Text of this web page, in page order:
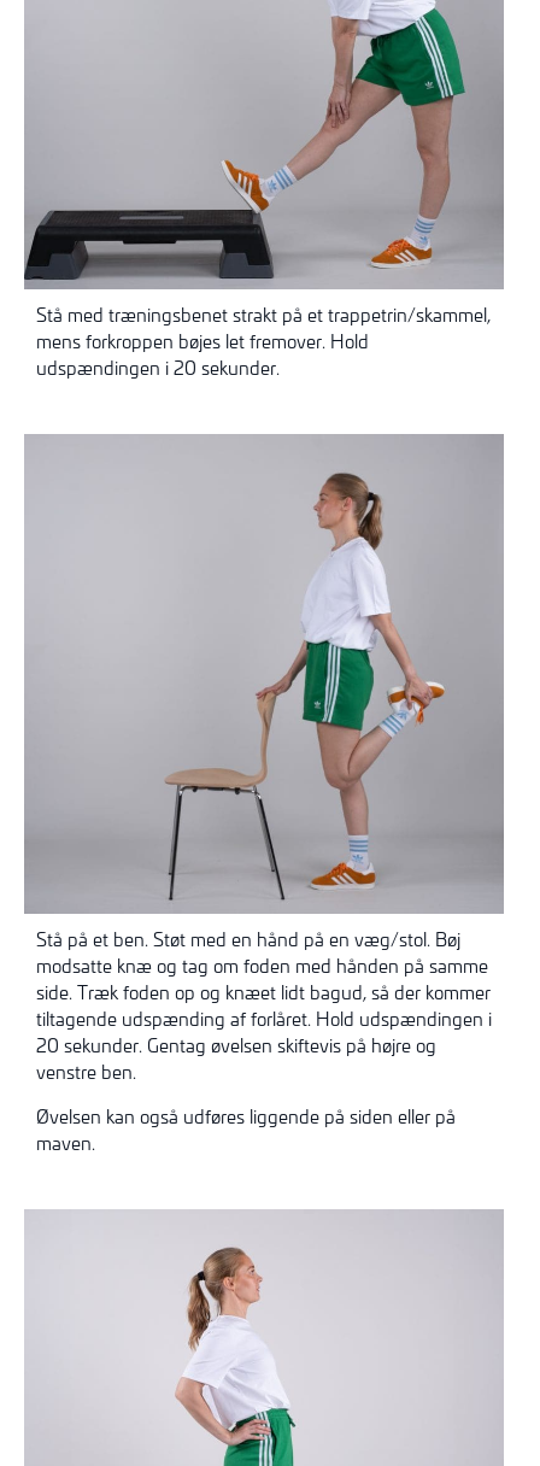
Stå med træningsbenet strakt på et trappetrin/skammel,
mens forkroppen bøjes let fremover. Hold
udspændingen i 20 sekunder.
Stå på et ben. Støt med en hånd på en væg/stol. Bøj
modsatte knæ og tag om foden med hånden på samme
side. Træk foden op og knæet lidt bagud, så der kommer
tiltagende udspænding af forlåret. Hold udspændingen i
20 sekunder. Gentag øvelsen skiftevis på højre og
venstre ben.
Øvelsen kan også udføres liggende på siden eller på
maven.